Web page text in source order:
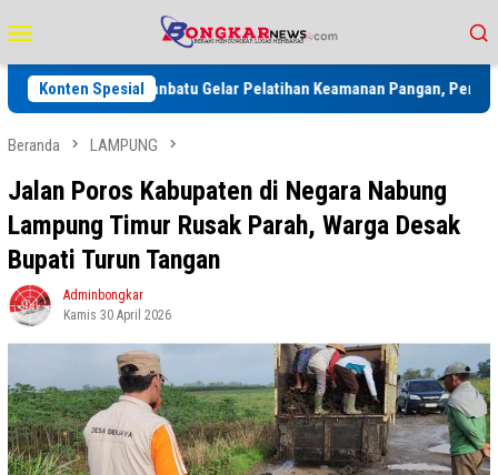
ke
kontenMobile
Konten Spesial
Labuhanbatu Gelar Pelatihan Keamanan Pangan, Perkuat Standar
Beranda LAMPUNG
Jalan Poros Kabupaten di Negara Nabung
Lampung Timur Rusak Parah, Warga Desak
Bupati Turun Tangan
Adminbongkar
Kamis 30 April 2026